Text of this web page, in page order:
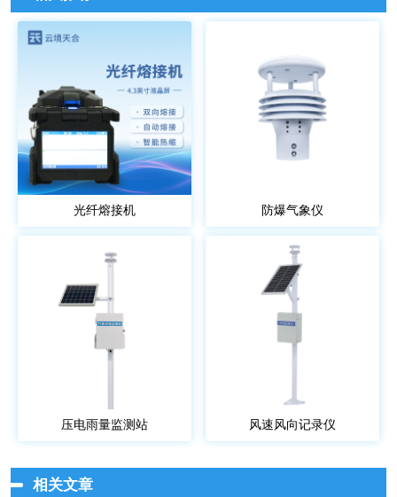
光纤熔接机 防爆气象仪
压电雨量监测站 风速风向记录仪
相关文章